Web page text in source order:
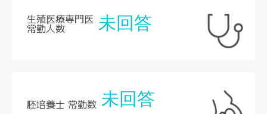
生殖医療専門医
常勤人数 未回答
胚培養士 常勤数 未回答